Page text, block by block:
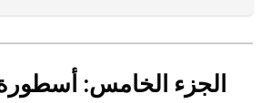
الجزء الخامس: